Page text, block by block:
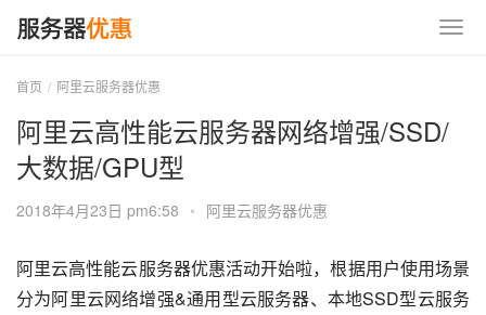
首页 阿里云服务器优惠
阿里云高性能云服务器网络增强/SSD/
大数据/GPU型
2018年4月23日 pm6:58 • 阿里云服务器优惠
阿里云高性能云服务器优惠活动开始啦，根据用户使用场景
分为阿里云网络增强&通用型云服务器、本地SSD型云服务